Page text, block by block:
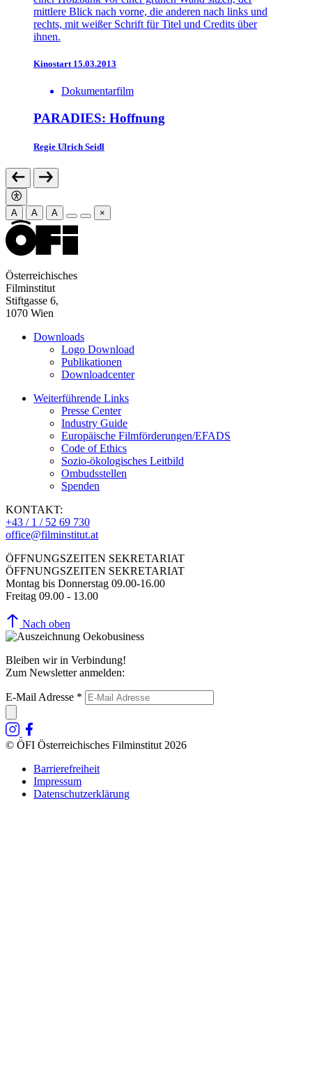
Kinostart 15.03.2013
Dokumentarfilm
PARADIES: Hoffnung
Regie Ulrich Seidl
A A A ×
Österreichisches
Filminstitut
Stiftgasse 6,
1070 Wien
Downloads
Logo Download
Publikationen
Downloadcenter
Weiterführende Links
Presse Center
Industry Guide
Europäische Filmförderungen/EFADS
Code of Ethics
Sozio-ökologisches Leitbild
Ombudsstellen
Spenden
KONTAKT:
+43 / 1 / 52 69 730
office@filminstitut.at
ÖFFNUNGSZEITEN SEKRETARIAT
ÖFFNUNGSZEITEN SEKRETARIAT
Montag bis Donnerstag 09.00-16.00
Freitag 09.00 - 13.00
Nach oben
Bleiben wir in Verbindung!
Zum Newsletter anmelden:
E-Mail Adresse *
© ÖFI Österreichisches Filminstitut 2026
Barrierefreiheit
Impressum
Datenschutzerklärung